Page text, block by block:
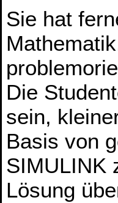
Sie hat
Die
sein,
Basis von
SIMULINK
Lösung